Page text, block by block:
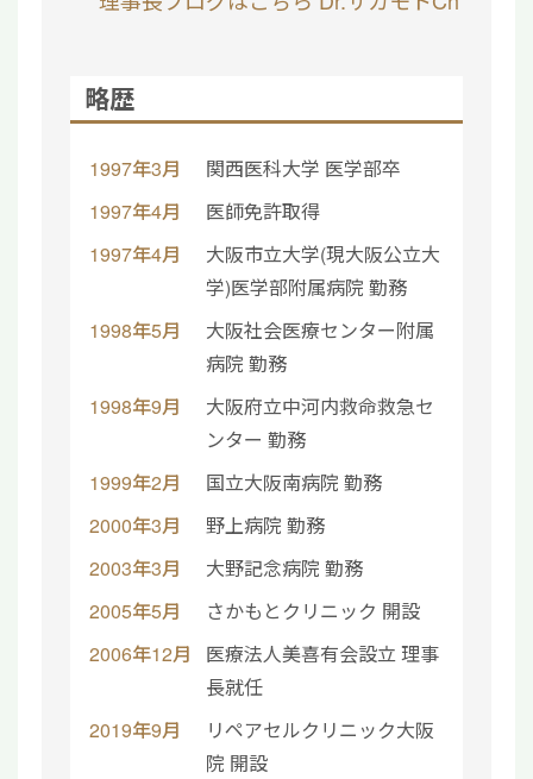
略歴
1997年3月
関西医科大学 医学部卒
1997年4月
医師免許取得
1997年4月
大阪市立大学(現大阪公立大
学)医学部附属病院 勤務
1998年5月
大阪社会医療センター附属
病院 勤務
1998年9月
大阪府立中河内救命救急セ
ンター 勤務
1999年2月
国立大阪南病院 勤務
2000年3月
野上病院 勤務
2003年3月
大野記念病院 勤務
2005年5月
さかもとクリニック 開設
2006年12月
医療法人美喜有会設立 理事
長就任
2019年9月
リペアセルクリニック大阪
院 開設